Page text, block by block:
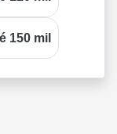
150 mil